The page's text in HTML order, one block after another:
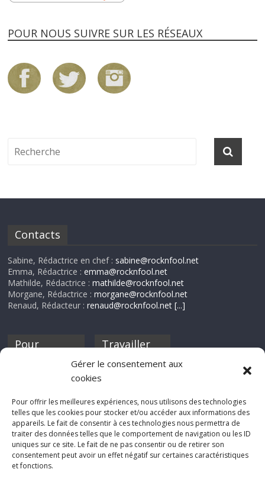
Gérer le consentement aux
cookies
Pour offrir les meilleures expériences, nous utilisons des technologies
telles que les cookies pour stocker et/ou accéder aux informations des
appareils. Le fait de consentir à ces technologies nous permettra de
traiter des données telles que le comportement de navigation ou les ID
uniques sur ce site. Le fait de ne pas consentir ou de retirer son
consentement peut avoir un effet négatif sur certaines caractéristiques
et fonctions.
POUR NOUS SUIVRE SUR LES RÉSEAUX
Contacts
Sabine, Rédactrice en chef : sabine@rocknfool.net
Emma, Rédactrice :emma@rocknfool.net
Mathilde, Rédactrice :mathilde@rocknfool.net
Morgane, Rédactrice :morgane@rocknfool.net
Renaud, Rédacteur :renaud@rocknfool.net [...]
Pour
discothèque
Travailler
Si tu souhaites
Rocknfool, n'hésite
pas à nous envoyer
tes chroniques de
concerts, de films,
séries ou des billets
d'humeur :